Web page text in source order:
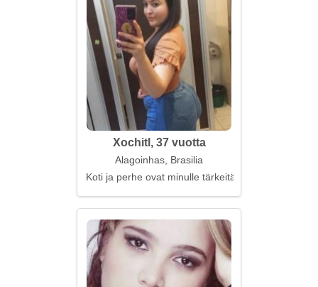
Xochitl, 37 vuotta
Alagoinhas, Brasilia
Koti ja perhe ovat minulle tärkeitä arvoja